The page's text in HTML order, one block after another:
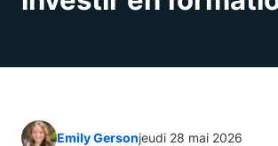
Emily Gersonjeudi 28 mai 2026